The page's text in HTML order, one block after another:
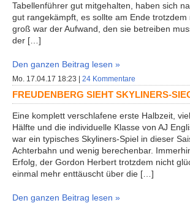
Tabellenführer gut mitgehalten, haben sich
gut rangekämpft, es sollte am Ende
groß war der Aufwand, den sie betreiben
der […]
Den ganzen Beitrag lesen »
Mo. 17.04.17 18:23 | 24 Kommentare
FREUDENBERG SIEHT SKYLINERS-
Eine komplett verschlafene erste Halbzeit,
Hälfte und die individuelle Klasse von AJ
war ein typisches Skyliners-Spiel in dieser
Achterbahn und wenig berechenbar.
Erfolg, der Gordon Herbert trotzdem nicht
einmal mehr enttäuscht über die […]
Den ganzen Beitrag lesen »